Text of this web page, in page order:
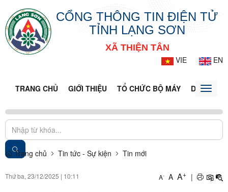
CỔNG THÔNG TIN ĐIỆN TỬ
TỈNH LẠNG SƠN
XÃ THIỆN TÂN
VIE
EN
TRANG CHỦ GIỚI THIỆU TỔ CHỨC BỘ MÁY DOANH
Toggle
Trang chủ Tin tức - Sự kiện Tin mới
Thứ ba, 23/12/2025 | 10:11 A- A A+ |